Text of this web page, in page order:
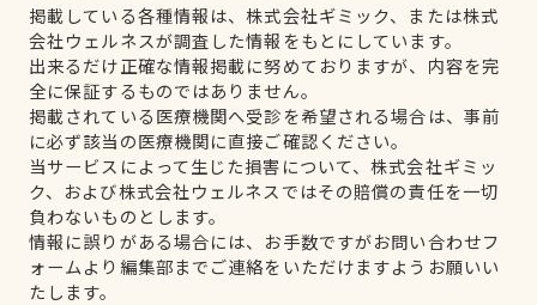
掲載している各種情報は、株式会社ギミック、または株式
会社ウェルネスが調査した情報をもとにしています。
出来るだけ正確な情報掲載に努めておりますが、内容を完
全に保証するものではありません。
掲載されている医療機関へ受診を希望される場合は、事前
に必ず該当の医療機関に直接ご確認ください。
当サービスによって生じた損害について、株式会社ギミッ
ク、および株式会社ウェルネスではその賠償の責任を一切
負わないものとします。
情報に誤りがある場合には、お手数ですがお問い合わせフ
ォームより編集部までご連絡をいただけますようお願いい
たします。